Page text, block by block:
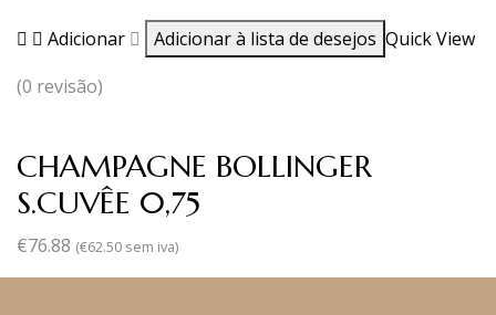
Adicionar Adicionar à lista de desejos Quick View
(0 revisão)
CHAMPAGNE BOLLINGER
S.CUVÊE 0,75
€76.88 (€62.50 sem iva)